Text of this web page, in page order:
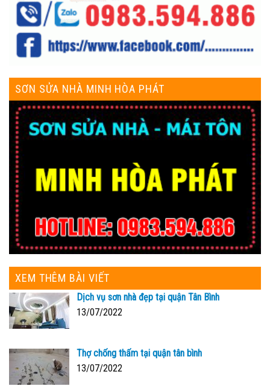
SƠN SỬA NHÀ MINH HÒA PHÁT
XEM THÊM BÀI VIẾT
Dịch vụ sơn nhà đẹp tại quận Tân Bình
13/07/2022
Thợ chống thấm tại quận tân bình
13/07/2022